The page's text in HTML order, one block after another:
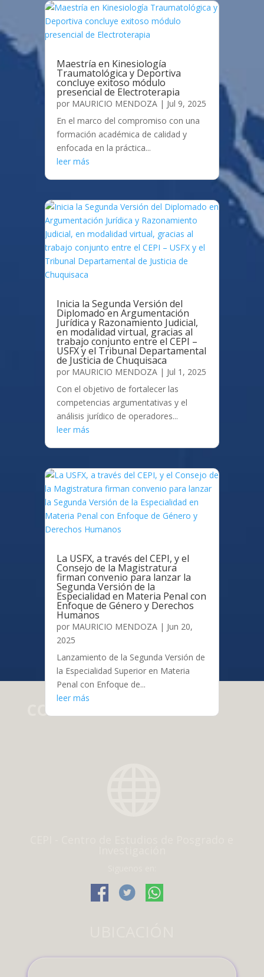
Maestría en Kinesiología
Traumatológica y Deportiva
concluye exitoso módulo
presencial de Electroterapia
por MAURICIO MENDOZA | Jul 9, 2025
En el marco del compromiso con una
formación académica de calidad y
enfocada en la práctica...
leer más
Inicia la Segunda Versión del
Diplomado en Argumentación
Jurídica y Razonamiento Judicial,
en modalidad virtual, gracias al
trabajo conjunto entre el CEPI –
USFX y el Tribunal Departamental
de Justicia de Chuquisaca
por MAURICIO MENDOZA | Jul 1, 2025
Con el objetivo de fortalecer las
competencias argumentativas y el
análisis jurídico de operadores...
leer más
La USFX, a través del CEPI, y el
Consejo de la Magistratura
firman convenio para lanzar la
Segunda Versión de la
Especialidad en Materia Penal con
Enfoque de Género y Derechos
Humanos
por MAURICIO MENDOZA | Jun 20,
2025
Lanzamiento de la Segunda Versión de
la Especialidad Superior en Materia
Penal con Enfoque de...
leer más
CONTACTO